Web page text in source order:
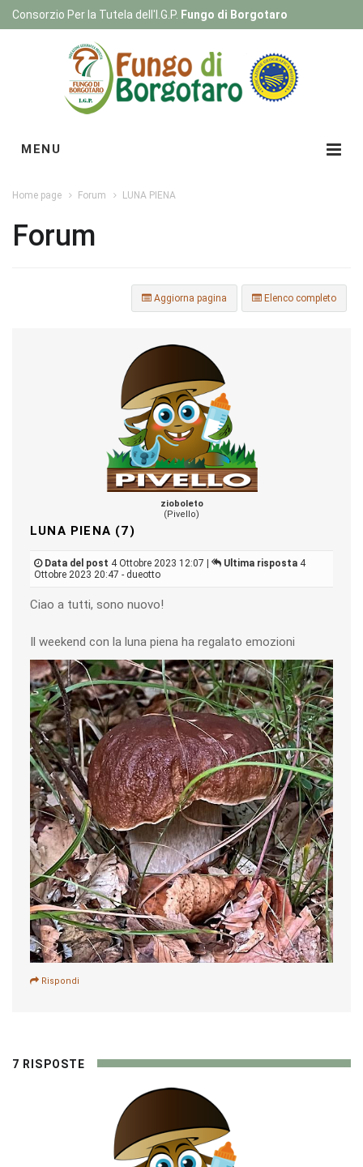
Consorzio Per la Tutela dell'I.G.P. Fungo di Borgotaro
MENU
Home page Forum LUNA PIENA
Forum
Elenco completo
Aggiorna pagina
zioboleto
(Pivello)
LUNA PIENA (7)
Data del post 4 Ottobre 2023 12:07 | Ultima risposta 4
Ottobre 2023 20:47 - dueotto
Ciao a tutti, sono nuovo!
Il weekend con la luna piena ha regalato emozioni
Rispondi
7 RISPOSTE